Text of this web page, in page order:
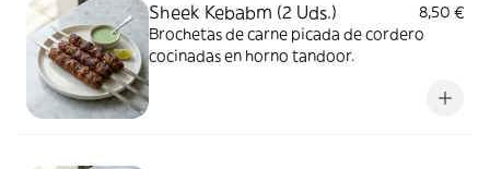
Sheek Kebabm (2 Uds.)
8,50 €
Brochetas de carne picada de cordero
cocinadas en horno tandoor.